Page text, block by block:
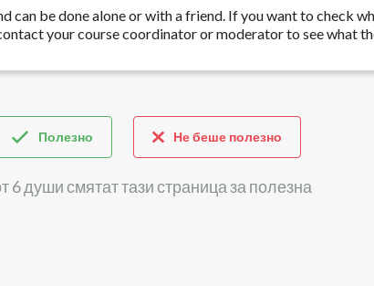
can be done alone or with a friend. If you want to check
your course coordinator or moderator to see what
Полезно Не беше полезно
6 души смятат тази страница за полезна